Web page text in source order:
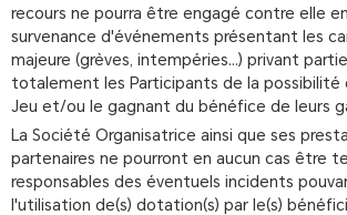
recours ne pourra être engagé contre elle
survenance d'événements présentant les
majeure (grèves, intempéries...) privant
totalement les Participants de la possibilité
Jeu et/ou le gagnant du bénéfice de leurs
La Société Organisatrice ainsi que ses
partenaires ne pourront en aucun cas être
responsables des éventuels incidents
l'utilisation de(s) dotation(s) par le(s)